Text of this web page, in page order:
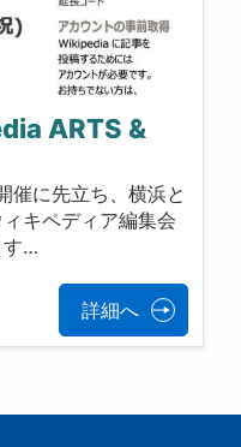
ARTS &
催に先立ち、横浜と
キペディア編集会
す…
詳細へ